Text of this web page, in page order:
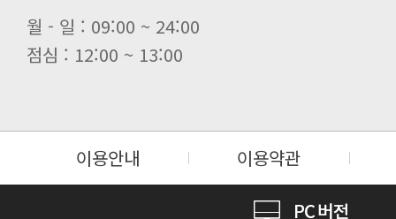
월 - 일 : 09:00 ~ 24:00
점심 : 12:00 ~ 13:00
이용안내 이용약관